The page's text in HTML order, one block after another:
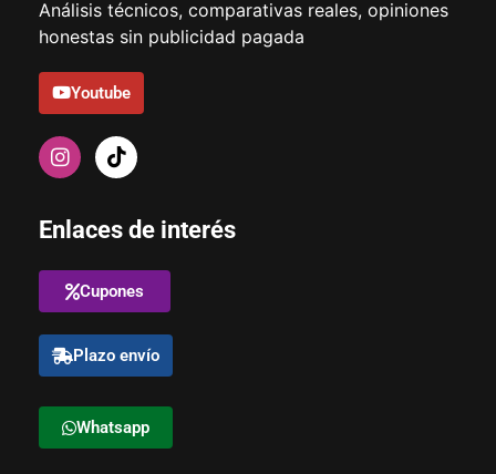
Análisis técnicos, comparativas reales, opiniones
honestas sin publicidad pagada
Youtube
Enlaces de interés
Cupones
Plazo envío
Whatsapp